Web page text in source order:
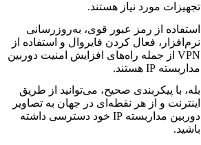
تجهیزات مورد نیاز هستند.
استفاده از رمز عبور قوی، به‌روزرسانی
نرم‌افزار، فعال کردن فایروال و استفاده از
VPN از جمله راه‌های افزایش امنیت دوربین
مداربسته IP هستند.
بله، با پیکربندی صحیح، می‌توانید از طریق
اینترنت و از هر نقطه‌ای در جهان به تصاویر
دوربین مداربسته IP خود دسترسی داشته
باشید.